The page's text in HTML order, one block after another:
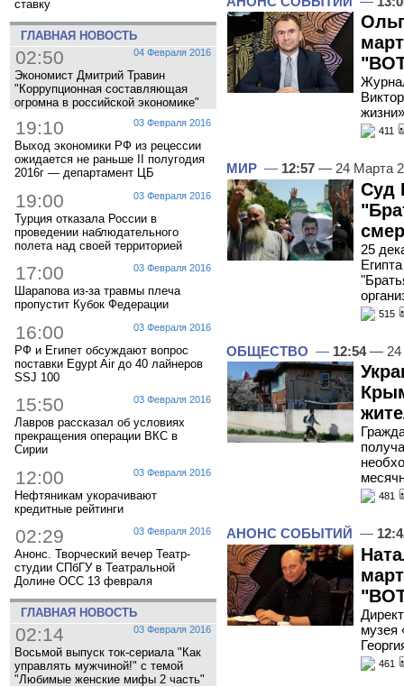
ставку
ГЛАВНАЯ НОВОСТЬ
04 Февраля 2016
02:50
Экономист Дмитрий Травин
"Коррупционная составляющая
огромна в российской экономике"
03 Февраля 2016
19:10
Выход экономики РФ из рецессии
ожидается не раньше II полугодия
2016г — департамент ЦБ
03 Февраля 2016
19:00
Турция отказала России в
проведении наблюдательного
полета над своей территорией
03 Февраля 2016
17:00
Шарапова из-за травмы плеча
пропустит Кубок Федерации
03 Февраля 2016
16:00
РФ и Египет обсуждают вопрос
поставки Egypt Air до 40 лайнеров
SSJ 100
03 Февраля 2016
15:50
Лавров рассказал об условиях
прекращения операции ВКС в
Сирии
03 Февраля 2016
12:00
Нефтяникам укорачивают
кредитные рейтинги
03 Февраля 2016
02:29
Анонс. Творческий вечер Театр-
студии СПбГУ в Театральной
Долине ОСС 13 февраля
ГЛАВНАЯ НОВОСТЬ
03 Февраля 2016
02:14
Восьмой выпуск ток-сериала "Как
управлять мужчиной!" с темой
"Любимые женские мифы 2 часть"
жизни»
411
МИР — 12:57 — 24 Марта
Суд
25
515
ОБЩЕСТВО — 12:54— 24
481
АНОНС СОБЫТИЙ —
музея
461